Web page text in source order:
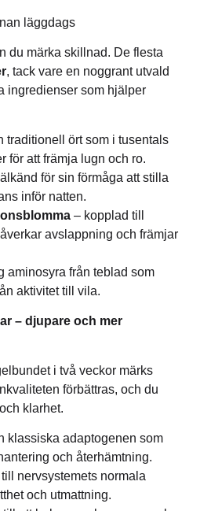
läggdags
du märka skillnad. De flesta
, tack vare en noggrant utvald
ingredienser som hjälper
traditionell ört som i tusentals
för att främja lugn och ro.
för sin förmåga att stilla
inför natten.
– kopplad till
avslappning och främjar
aminosyra från teblad som
aktivitet till vila.
– djupare och mer
i två veckor märks
förbättras, och du
klarhet.
klassiska adaptogenen som
och återhämtning.
nervsystemets normala
och utmattning.